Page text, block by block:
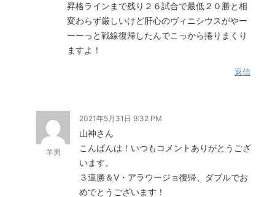
昇格ラインまで残り２６試合で最低２０勝と相
変わらず厳しいけど肝心のヴィニシウスがやー
ーーっと戦線復帰したんでこっから捲りまくり
ますよ！
返信
羊男
2021年5月31日 9:32 PM
山神さん
こんばんは！いつもコメントありがとうござ
います。
３連勝＆Ⅴ・アラウージョ復帰、ダブルでお
めでとうございます！